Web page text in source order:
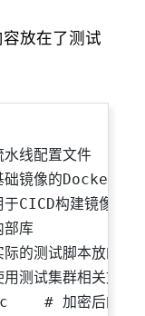
放在了测试
配置文件
镜像的
构建镜像的
库
试脚本放的位
集群相关文件
加密后的K8s